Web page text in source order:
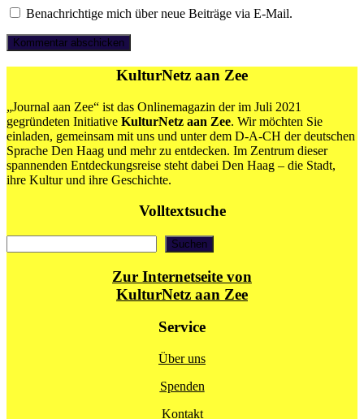
Benachrichtige mich über neue Beiträge via E-Mail.
KulturNetz aan Zee
„Journal aan Zee“ ist das Onlinemagazin der im Juli 2021
gegründeten Initiative KulturNetz aan Zee. Wir möchten Sie
einladen, gemeinsam mit uns und unter dem D-A-CH der deutschen
Sprache Den Haag und mehr zu entdecken. Im Zentrum dieser
spannenden Entdeckungsreise steht dabei Den Haag – die Stadt,
ihre Kultur und ihre Geschichte.
Volltextsuche
Suchen
Zur Internetseite von
KulturNetz aan Zee
Service
Über uns
Spenden
Kontakt